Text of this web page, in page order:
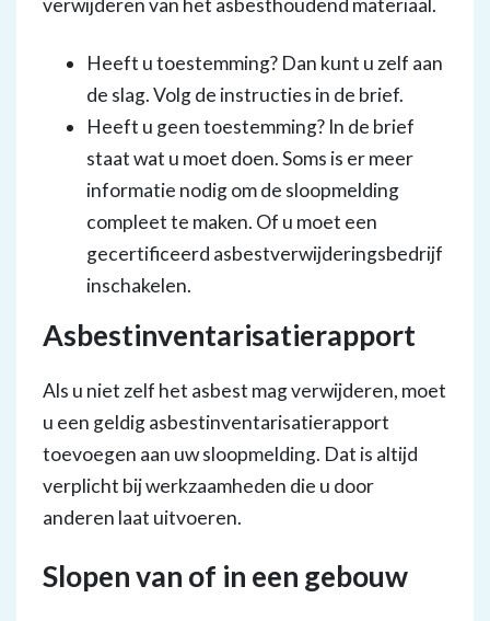
verwijderen van het asbesthoudend materiaal.
Heeft u toestemming? Dan kunt u zelf aan
de slag. Volg de instructies in de brief.
Heeft u geen toestemming? In de brief
staat wat u moet doen. Soms is er meer
informatie nodig om de sloopmelding
compleet te maken. Of u moet een
gecertificeerd asbestverwijderingsbedrijf
inschakelen.
Asbestinventarisatierapport
Als u niet zelf het asbest mag verwijderen, moet
u een geldig asbestinventarisatierapport
toevoegen aan uw sloopmelding. Dat is altijd
verplicht bij werkzaamheden die u door
anderen laat uitvoeren.
Slopen van of in een gebouw